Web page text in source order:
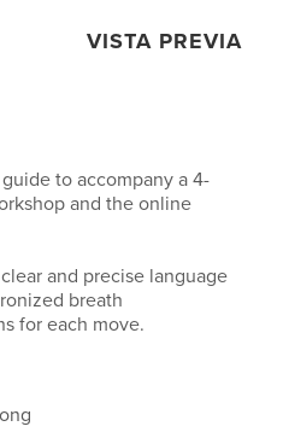
VISTA PREVIA
to accompany a 4-
and the online
and precise language
breath
for each move.